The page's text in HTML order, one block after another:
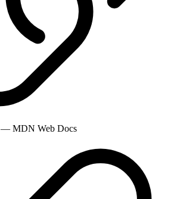
— MDN Web Docs